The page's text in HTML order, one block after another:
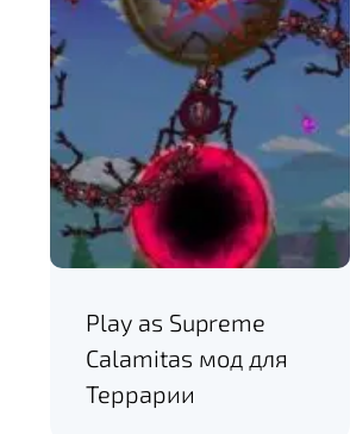
Play as Supreme
Calamitas мод для
Террарии